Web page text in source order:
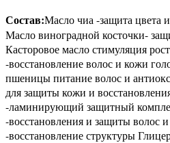
Состав:Масло чиа -защита цвета
Масло виноградной косточки-
Касторовое масло стимуляция
-восстановление волос и кожи
пшеницы питание волос и
для защиты кожи и
-ламинирующий защитный
-восстановления и защиты волос
-восстановление структуры